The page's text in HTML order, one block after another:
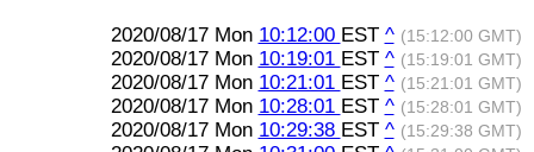
2020/08/17 Mon 10:12:00 EST ^ (15:12:00 GMT)
2020/08/17 Mon 10:19:01 EST ^ (15:19:01 GMT)
2020/08/17 Mon 10:21:01 EST ^ (15:21:01 GMT)
2020/08/17 Mon 10:28:01 EST ^ (15:28:01 GMT)
2020/08/17 Mon 10:29:38 EST ^ (15:29:38 GMT)